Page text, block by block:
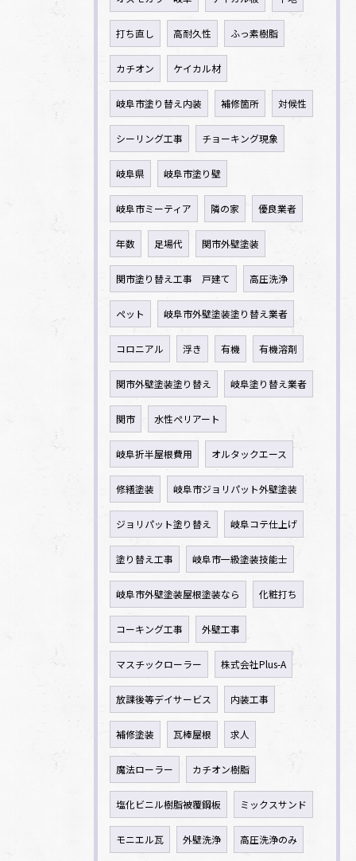
打ち直し 高耐久性 ふっ素樹脂
カチオン ケイカル材
岐阜市塗り替え内装 補修箇所 対候性
シーリング工事 チョーキング現象
岐阜県 岐阜市塗り壁
岐阜市ミーティア 隣の家 優良業者
年数 足場代 関市外壁塗装
関市塗り替え工事 戸建て 高圧洗浄
ペット 岐阜市外壁塗装塗り替え業者
コロニアル 浮き 有機 有機溶剤
関市外壁塗装塗り替え 岐阜塗り替え業者
関市 水性ペリアート
岐阜折半屋根費用 オルタックエース
修繕塗装 岐阜市ジョリパット外壁塗装
ジョリパット塗り替え 岐阜コテ仕上げ
塗り替え工事 岐阜市一級塗装技能士
岐阜市外壁塗装屋根塗装なら 化粧打ち
コーキング工事 外壁工事
マスチックローラー 株式会社Plus-A
放課後等デイサービス 内装工事
補修塗装 瓦棒屋根 求人
魔法ローラー カチオン樹脂
塩化ビニル樹脂被覆鋼板 ミックスサンド
モニエル瓦 外壁洗浄 高圧洗浄のみ